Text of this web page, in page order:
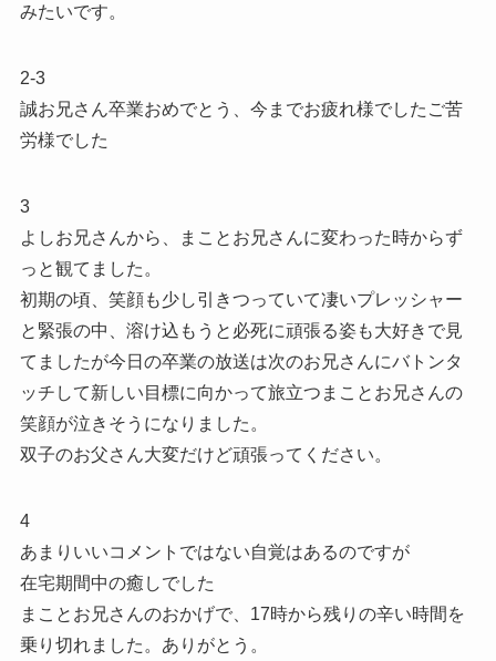
みたいです。
2-3
誠お兄さん卒業おめでとう、今までお疲れ様でしたご苦
労様でした
3
よしお兄さんから、まことお兄さんに変わった時からず
っと観てました。
初期の頃、笑顔も少し引きつっていて凄いプレッシャー
と緊張の中、溶け込もうと必死に頑張る姿も大好きで見
てましたが今日の卒業の放送は次のお兄さんにバトンタ
ッチして新しい目標に向かって旅立つまことお兄さんの
笑顔が泣きそうになりました。
双子のお父さん大変だけど頑張ってください。
4
あまりいいコメントではない自覚はあるのですが
在宅期間中の癒しでした
まことお兄さんのおかげで、17時から残りの辛い時間を
乗り切れました。ありがとう。